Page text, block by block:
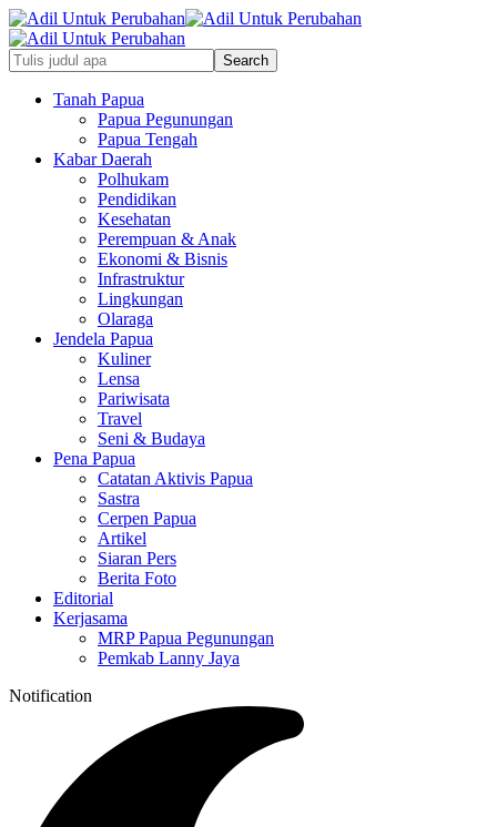
Tanah Papua
Papua Pegunungan
Papua Tengah
Kabar Daerah
Polhukam
Pendidikan
Kesehatan
Perempuan & Anak
Ekonomi & Bisnis
Infrastruktur
Lingkungan
Olaraga
Jendela Papua
Kuliner
Lensa
Pariwisata
Travel
Seni & Budaya
Pena Papua
Catatan Aktivis Papua
Sastra
Cerpen Papua
Artikel
Siaran Pers
Berita Foto
Editorial
Kerjasama
MRP Papua Pegunungan
Pemkab Lanny Jaya
Notification